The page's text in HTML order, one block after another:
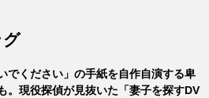
でください」の手紙を自作自演する卑
。現役探偵が見抜いた「妻子を探すDV